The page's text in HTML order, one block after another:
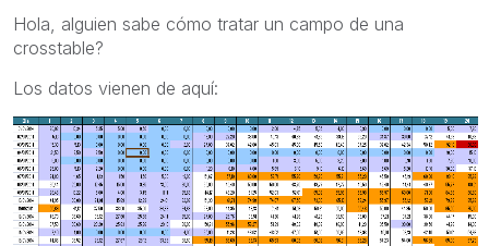
Hola, alguien sabe cómo tratar un campo de una
crosstable?
Los datos vienen de aquí: